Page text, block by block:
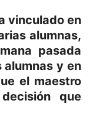
vinculado en
alumnas,
pasada
alumnas y en
el maestro
que